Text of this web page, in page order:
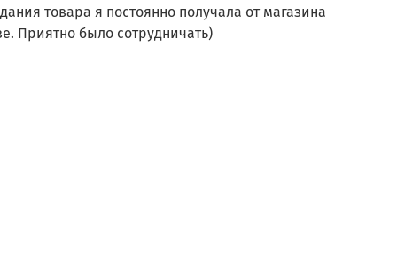
товара я постоянно получала от магазина
Приятно было сотрудничать)